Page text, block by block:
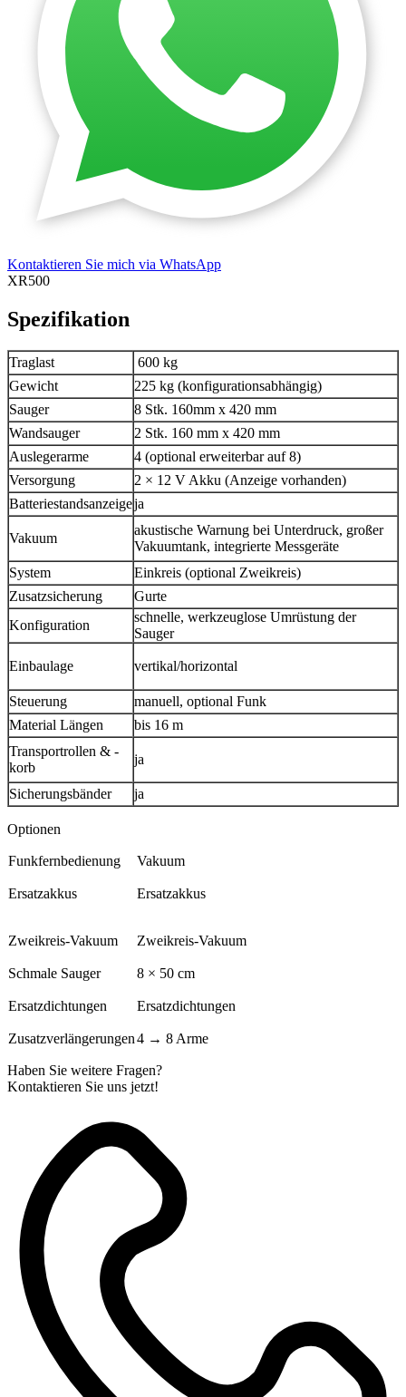
Kontaktieren Sie mich via WhatsApp
XR500
Spezifikation
Traglast
600 kg
Gewicht
225 kg (konfigurationsabhängig)
Sauger
8 Stk. 160mm x 420 mm
Wandsauger
2 Stk. 160 mm x 420 mm
Auslegerarme
4 (optional erweiterbar auf 8)
Versorgung
2 × 12 V Akku (Anzeige vorhanden)
Batteriestandsanzeigeja
Vakuum
akustische Warnung bei Unterdruck, großer
Vakuumtank, integrierte Messgeräte
System
Einkreis (optional Zweikreis)
Zusatzsicherung
Gurte
Konfiguration
schnelle, werkzeuglose Umrüstung der
Sauger
Einbaulage vertikal/horizontal
Steuerung
manuell, optional Funk
Material Längen
bis 16 m
Transportrollen & -
korb
ja
Sicherungsbänder ja
Optionen
Funkfernbedienung Vakuum
Ersatzakkus Ersatzakkus
Zweikreis-Vakuum Zweikreis-Vakuum
Schmale Sauger 8 × 50 cm
Ersatzdichtungen Ersatzdichtungen
Zusatzverlängerungen4 → 8 Arme
Haben Sie weitere Fragen?
Kontaktieren Sie uns jetzt!